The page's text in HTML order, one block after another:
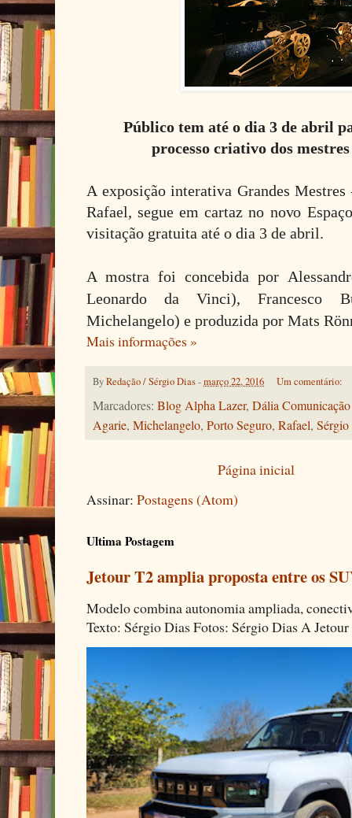
Público tem até o dia 3 de abril
processo criativo dos
A exposição interativa Grandes
Rafael, segue em cartaz no novo
visitação gratuita até o dia 3 de abril.
A mostra foi concebida por
Leonardo da Vinci), Francesco
Michelangelo) e produzida por Mats
Mais informações »
ByRedação / Sérgio Dias-março 22, 2016 Um comentário:
Marcadores: Blog Alpha Lazer, Dália
Agarie, Michelangelo, Porto Seguro, Rafael,
Página inicial
Assinar: Postagens (Atom)
Ultima Postagem
Jetour T2 amplia proposta entre os
Modelo combina autonomia ampliada,
Texto: Sérgio Dias Fotos: Sérgio Dias A